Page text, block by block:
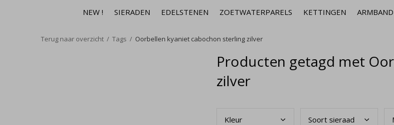
NEW ! SIERADEN EDELSTENEN ZOETWATERPARELS KETTINGEN
Terug naar overzicht Tags Oorbellen kyaniet cabochon sterling zilver
Producten getagd met
zilver
Kleur Soort sieraad